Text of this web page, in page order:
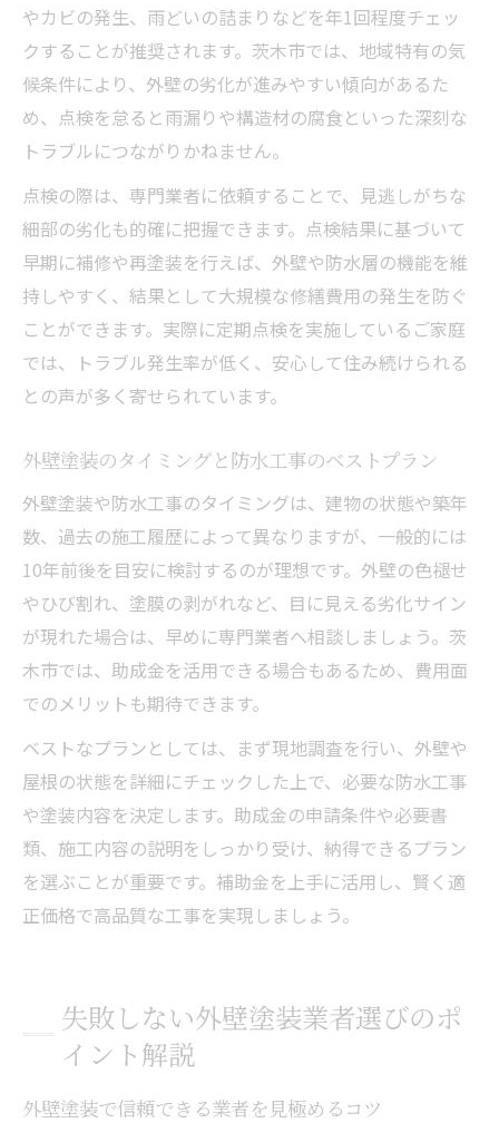
やカビの発生、雨どいの詰まりなどを年1回程度チェッ
クすることが推奨されます。茨木市では、地域特有の気
候条件により、外壁の劣化が進みやすい傾向があるた
め、点検を怠ると雨漏りや構造材の腐食といった深刻な
トラブルにつながりかねません。
点検の際は、専門業者に依頼することで、見逃しがちな
細部の劣化も的確に把握できます。点検結果に基づいて
早期に補修や再塗装を行えば、外壁や防水層の機能を維
持しやすく、結果として大規模な修繕費用の発生を防ぐ
ことができます。実際に定期点検を実施しているご家庭
では、トラブル発生率が低く、安心して住み続けられる
との声が多く寄せられています。
外壁塗装のタイミングと防水工事のベストプラン
外壁塗装や防水工事のタイミングは、建物の状態や築年
数、過去の施工履歴によって異なりますが、一般的には
10年前後を目安に検討するのが理想です。外壁の色褪せ
やひび割れ、塗膜の剥がれなど、目に見える劣化サイン
が現れた場合は、早めに専門業者へ相談しましょう。茨
木市では、助成金を活用できる場合もあるため、費用面
でのメリットも期待できます。
ベストなプランとしては、まず現地調査を行い、外壁や
屋根の状態を詳細にチェックした上で、必要な防水工事
や塗装内容を決定します。助成金の申請条件や必要書
類、施工内容の説明をしっかり受け、納得できるプラン
を選ぶことが重要です。補助金を上手に活用し、賢く適
正価格で高品質な工事を実現しましょう。
失敗しない外壁塗装業者選びのポ
イント解説
外壁塗装で信頼できる業者を見極めるコツ